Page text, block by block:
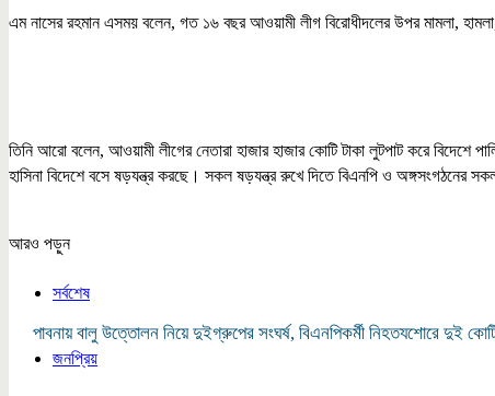
এম নাসের রহমান এসময় বলেন, গত ১৬ বছর আওয়ামী লীগ বিরোধীদলের উপর মামলা,
তিনি আরো বলেন, আওয়ামী লীগের নেতারা হাজার হাজার কোটি টাকা লুটপাট করে বিদেশে
হাসিনা বিদেশে বসে ষড়যন্ত্র করছে। সকল ষড়যন্ত্র রুখে দিতে বিএনপি ও অঙ্গসংগঠনের
আরও পড়ুন
যশোরে দুই
পাবনায় বালু উত্তোলন নিয়ে দুইগ্রুপের সংঘর্ষ, বিএনপিকর্মী নিহত
সর্বশেষ
জনপ্রিয়